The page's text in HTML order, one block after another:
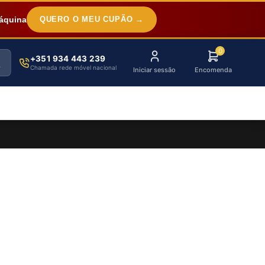
QUERO O MEU CUPÃO →
+351 934 443 239
Chamada rede móvel nacional Iniciar sessão
0
Encomenda